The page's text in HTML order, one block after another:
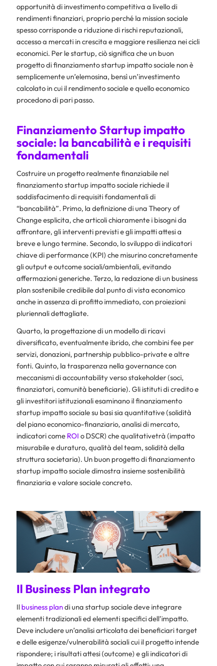
opportunità di investimento competitiva a livello di
rendimenti finanziari, proprio perché la mission sociale
spesso corrisponde a riduzione di rischi reputazionali,
accesso a mercati in crescita e maggiore resilienza nei cicli
economici. Per le startup, ciò significa che un buon
progetto di finanziamento startup impatto sociale non è
semplicemente un’elemosina, bensì un’investimento
calcolato in cui il rendimento sociale e quello economico
procedono di pari passo.
Finanziamento Startup impatto
sociale: la bancabilità e i requisiti
fondamentali
Costruire un progetto realmente finanziabile nel
finanziamento startup impatto sociale richiede il
soddisfacimento di requisiti fondamentali di
“bancabilità”. Primo, la definizione di una Theory of
Change esplicita, che articoli chiaramente i bisogni da
affrontare, gli interventi previsti e gli impatti attesi a
breve e lungo termine. Secondo, lo sviluppo di indicatori
chiave di performance (KPI) che misurino concretamente
gli output e outcome sociali/ambientali, evitando
affermazioni generiche. Terzo, la redazione di un business
plan sostenibile credibile dal punto di vista economico
anche in assenza di profitto immediato, con proiezioni
pluriennali dettagliate.
Quarto, la progettazione di un modello di ricavi
diversificato, eventualmente ibrido, che combini fee per
servizi, donazioni, partnership pubblico-private e altre
fonti. Quinto, la trasparenza nella governance con
meccanismi di accountability verso stakeholder (soci,
finanziatori, comunità beneficiarie). Gli istituti di credito e
gli investitori istituzionali esaminano il finanziamento
startup impatto sociale su basi sia quantitative (solidità
del piano economico-finanziario, analisi di mercato,
indicatori come ROI o DSCR) che qualitativetrà (impatto
misurabile e duraturo, qualità del team, solidità della
struttura societaria). Un buon progetto di finanziamento
startup impatto sociale dimostra insieme sostenibilità
finanziaria e valore sociale concreto.
Il Business Plan integrato
Il business plandi una startup sociale deve integrare
elementi tradizionali ed elementi specifici dell’impatto.
Deve includere un’analisi articolata dei beneficiari target
e delle esigenze/vulnerabilità sociali cui il progetto intende
rispondere; i risultati attesi (outcome) e gli indicatori di